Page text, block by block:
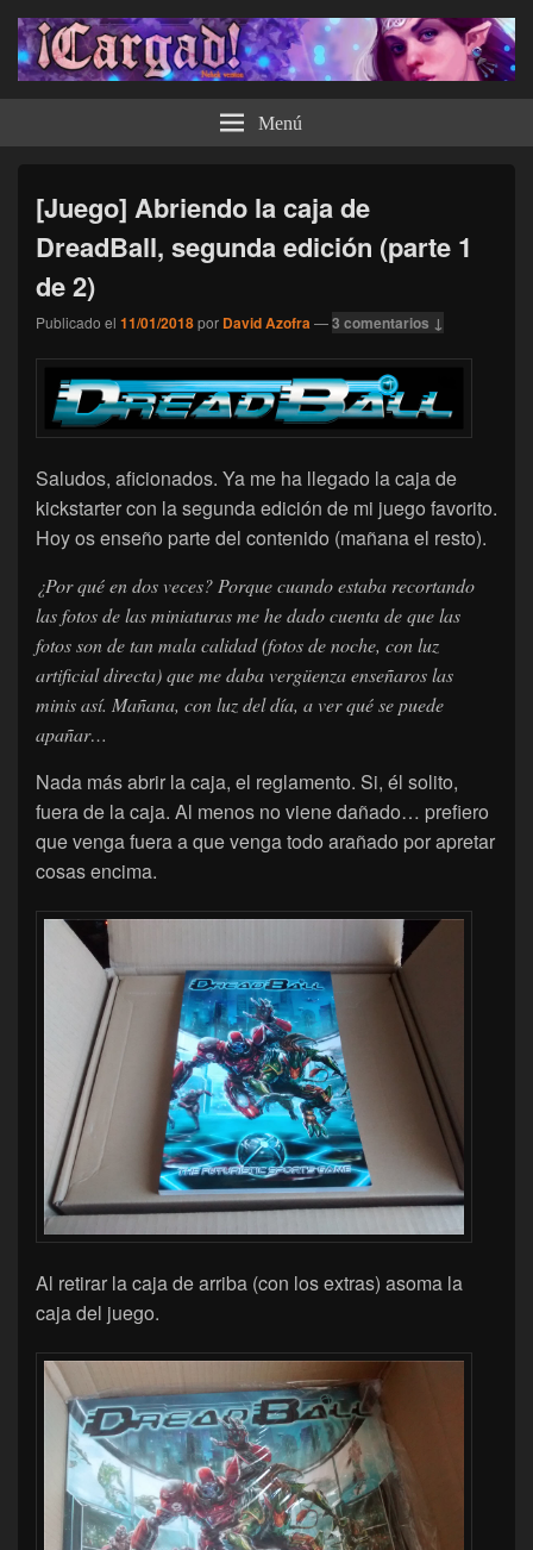
¡Cargad! Menú
[Juego] Abriendo la caja de
DreadBall, segunda edición (parte 1
de 2)
Publicado el 11/01/2018por David Azofra—3 comentarios ↓
Saludos, aficionados. Ya me ha llegado la caja de
kickstarter con la segunda edición de mi juego favorito.
Hoy os enseño parte del contenido (mañana el resto).
¿Por qué en dos veces? Porque cuando estaba recortando
las fotos de las miniaturas me he dado cuenta de que las
fotos son de tan mala calidad (fotos de noche, con luz
artificial directa) que me daba vergüenza enseñaros las
minis así. Mañana, con luz del día, a ver qué se puede
apañar…
Nada más abrir la caja, el reglamento. Si, él solito,
fuera de la caja. Al menos no viene dañado… prefiero
que venga fuera a que venga todo arañado por apretar
cosas encima.
Al retirar la caja de arriba (con los extras) asoma la
caja del juego.